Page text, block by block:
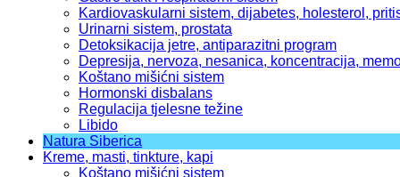
Kardiovaskularni sistem, dijabetes, holesterol,
Urinarni sistem, prostata
Detoksikacija jetre, antiparazitni program
Depresija, nervoza, nesanica, koncentracija,
Koštano mišićni sistem
Hormonski disbalans
Regulacija tjelesne težine
Libido
Natura Siberica
Kreme, masti, tinkture, kapi
Koštano mišićni sistem